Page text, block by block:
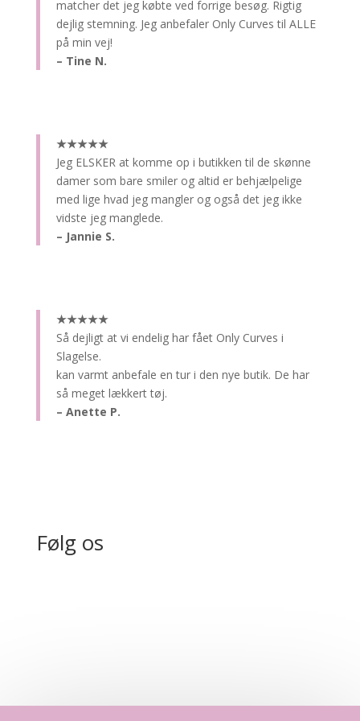
matcher det jeg købte ved forrige besøg. Rigtig
dejlig stemning. Jeg anbefaler Only Curves til ALLE
på min vej!
– Tine N.
★★★★★
Jeg ELSKER at komme op i butikken til de skønne
damer som bare smiler og altid er behjælpelige
med lige hvad jeg mangler og også det jeg ikke
vidste jeg manglede.
– Jannie S.
★★★★★
Så dejligt at vi endelig har fået Only Curves i
Slagelse.
kan varmt anbefale en tur i den nye butik. De har
så meget lækkert tøj.
– Anette P.
Følg os